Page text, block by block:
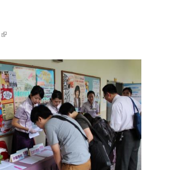
(link is external)